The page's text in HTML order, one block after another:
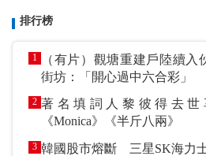
排行榜
1
（有片）觀塘重建戶陸續
街坊：「開心過中六合彩」
2 著名填詞人黎彼得去
《Monica》《半斤八兩》
3 韓國股市熔斷 三星SK海力